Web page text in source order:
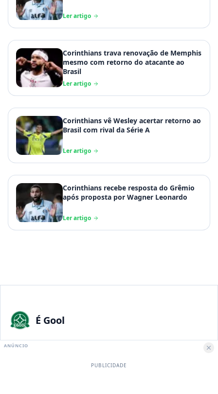
Ler artigo
Corinthians trava renovação de Memphis
mesmo com retorno do atacante ao
Brasil
Ler artigo
Corinthians vê Wesley acertar retorno ao
Brasil com rival da Série A
Ler artigo
Corinthians recebe resposta do Grêmio
após proposta por Wagner Leonardo
Ler artigo
É Gool
A maior paixão nacional merece a melhor experiência digital.
ANÚNCIO
PUBLICIDADE